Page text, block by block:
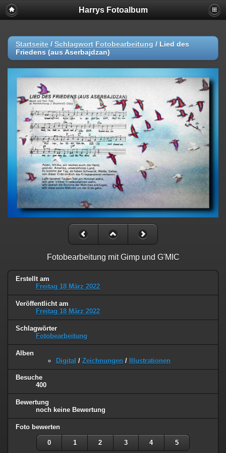
Harrys Fotoalbum
Startseite / Schlagwort Fotobearbeitung / Lied des
Friedens (aus Aserbajdzan)
Fotobearbeitung mit Gimp und G'MIC
Erstellt am
Freitag 18 März 2022
Veröffentlicht am
Freitag 18 März 2022
Schlagwörter
Fotobearbeitung
Alben
Digital / Zeichnungen / Illustrationen
Besuche
400
Bewertung
noch keine Bewertung
Foto bewerten
0 1 2 3 4 5